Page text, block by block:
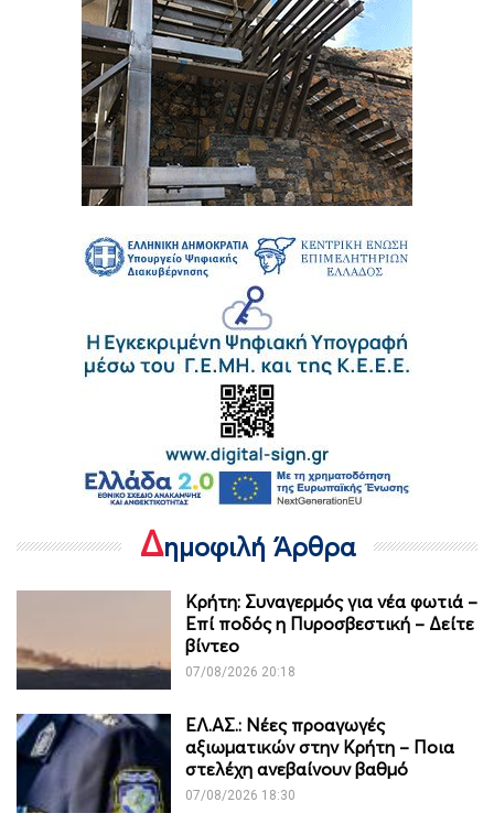
Δημοφιλή Άρθρα
Κρήτη: Συναγερμός για νέα φωτιά –
Επί ποδός η Πυροσβεστική – Δείτε
βίντεο
07/08/2026 20:18
ΕΛ.ΑΣ.: Νέες προαγωγές
αξιωματικών στην Κρήτη – Ποια
στελέχη ανεβαίνουν βαθμό
07/08/2026 18:30